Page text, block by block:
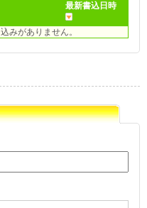
最新書込日時
みがありません。